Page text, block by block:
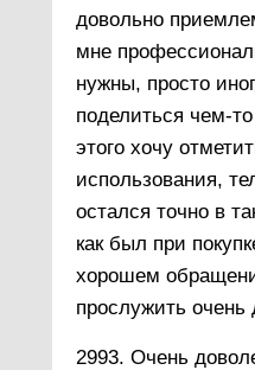
довольно
мне
нужны, просто
поделиться чем-
этого хочу
использования,
остался точно в
как был при
хорошем
прослужить очень
2993. Очень